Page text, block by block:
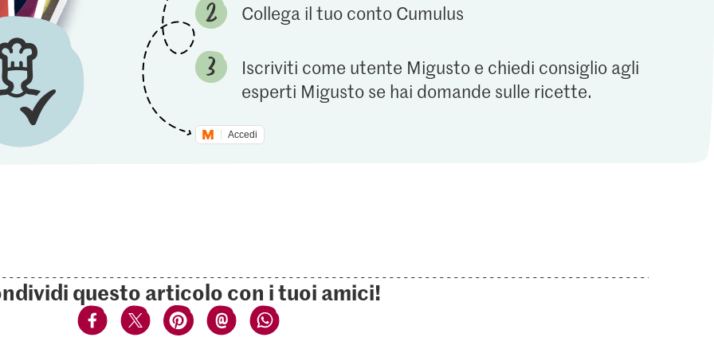
Collega il tuo conto Cumulus
Iscriviti come utente Migusto e chiedi consiglio agli
esperti Migusto se hai domande sulle ricette.
Accedi
questo articolo con i tuoi amici!